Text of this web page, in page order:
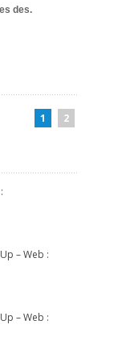
des.
1 2
– Web :
– Web :